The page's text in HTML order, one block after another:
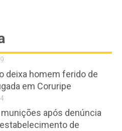
deixa homem ferido de
em Coruripe
após denúncia
de